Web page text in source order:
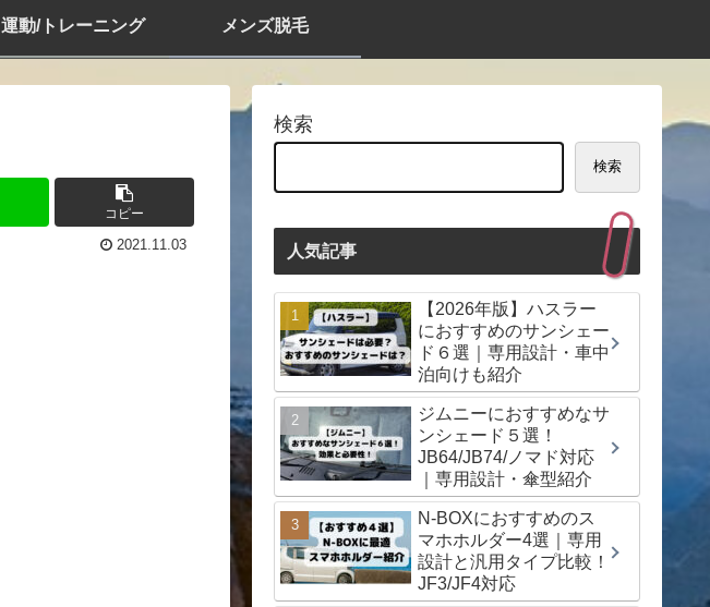
運動/トレーニング メンズ脱毛
コピー
2021.11.03
検索
検索
人気記事
【2026年版】ハスラー
におすすめのサンシェー
ド６選｜専用設計・車中
泊向けも紹介
ジムニーにおすすめなサ
ンシェード５選！
JB64/JB74/ノマド対応
｜専用設計・傘型紹介
N-BOXにおすすめのス
マホホルダー4選｜専用
設計と汎用タイプ比較！
JF3/JF4対応